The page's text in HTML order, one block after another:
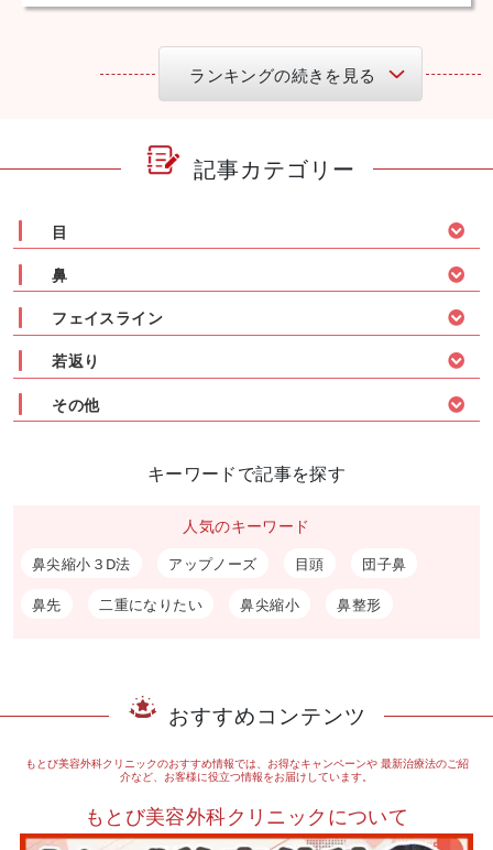
ランキングの続きを見る
記事カテゴリー
目
鼻
フェイスライン
若返り
その他
キーワードで記事を探す
人気のキーワード
鼻尖縮小３D法 アップノーズ 目頭 団子鼻
鼻先 二重になりたい 鼻尖縮小 鼻整形
おすすめコンテンツ
もとび美容外科クリニックのおすすめ情報では、お得なキャンペーンや最新治療法のご紹
介など、お客様に役立つ情報をお届けしています。
もとび美容外科クリニックについて